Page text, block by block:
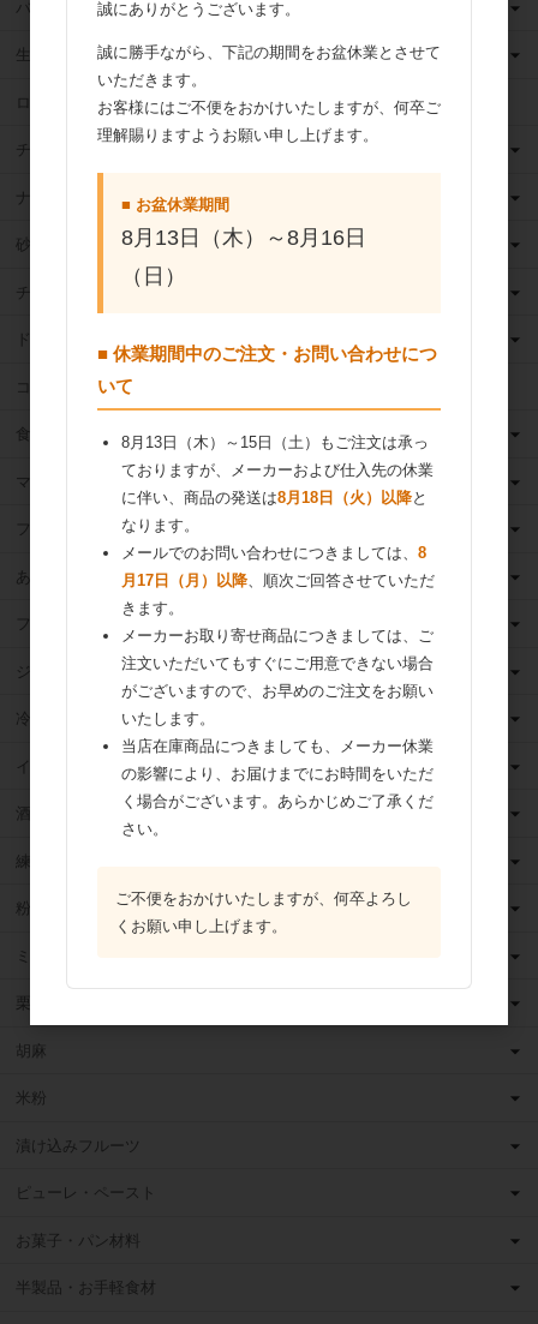
バター
生クリーム
ロングライフ牛乳
チーズ
ナッツ
砂糖
チョコレート
ドライフルーツ
食用油
マーガリン
フィリング
あんこ
フルーツ（果物）缶詰
ジャム
冷凍フルーツ
イースト・酵母
酒類
練乳
粉 乳
ミックス粉
栗・芋・かぼちゃ
胡麻
米粉
漬け込みフルーツ
ピューレ・ペースト
お菓子・パン材料
半製品・お手軽食材
誠にありがとうございます。
誠に勝手ながら、下記の期間をお盆休業とさせて
いただきます。
お客様にはご不便をおかけいたしますが、何卒ご
理解賜りますようお願い申し上げます。
■ お盆休業期間
8月13日（木）～8月16日
（日）
■ 休業期間中のご注文・お問い合わせにつ
いて
8月13日（木）～15日（土）もご注文は承っ
ておりますが、メーカーおよび仕入先の休業
に伴い、商品の発送は8月18日（火）以降と
なります。
メールでのお問い合わせにつきましては、 8
月17日（月）以降、順次ご回答させていただ
きます。
メーカーお取り寄せ商品につきましては、ご
注文いただいてもすぐにご用意できない場合
がございますので、お早めのご注文をお願い
いたします。
当店在庫商品につきましても、メーカー休業
の影響により、お届けまでにお時間をいただ
く場合がございます。あらかじめご了承くだ
さい。
ご不便をおかけいたしますが、何卒よろし
くお願い申し上げます。